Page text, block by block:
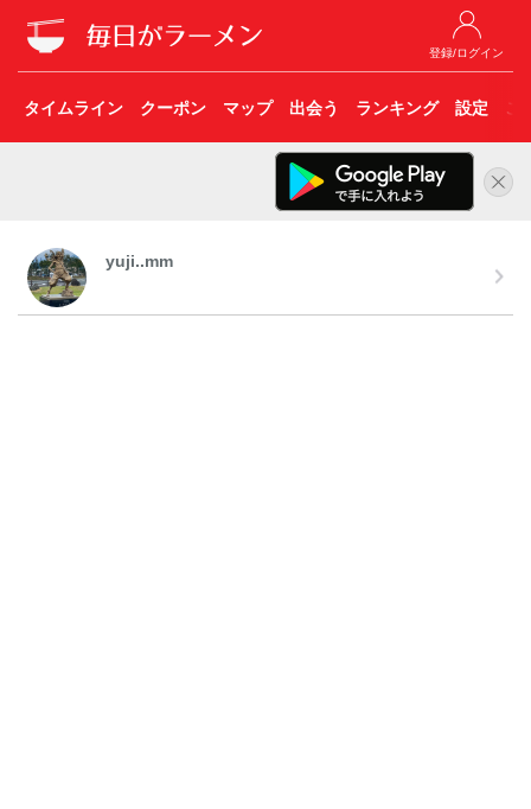
登録/ログイン
タイムライン クーポン マップ 出会う ランキング 設定 こ
yuji..mm